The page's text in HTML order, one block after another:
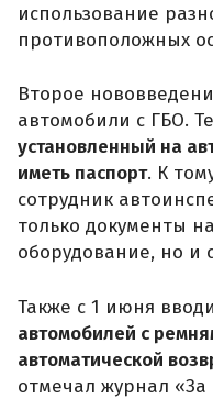
использование
противоположных
Второе
автомобили с ГБО.
установленный на
иметь паспорт. К
сотрудник
только документы
оборудование, но и
Также с 1 июня
автомобилей с
автоматической
отмечал журнал